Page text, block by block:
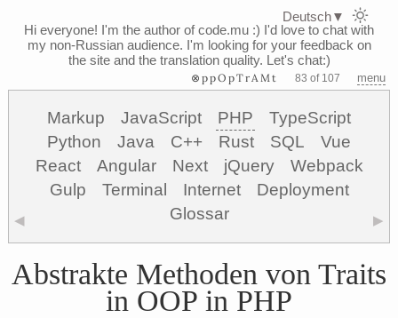
Hi everyone! I'm the author of code.mu :) I'd love to chat with
my non-Russian audience. I'm looking for your feedback on
the site and the translation quality. Let's chat:)
⊗ppOpTrAMt 83 of 107 menu
Markup JavaScript PHP
TypeScript
Python
Java C++ Rust SQL
Vue
React
Angular Next jQuery
Webpack
Gulp
Terminal Internet
Deployment
Glossar
◀ ▶
Abstrakte Methoden von Traits
in OOP in PHP
Deutsch▼